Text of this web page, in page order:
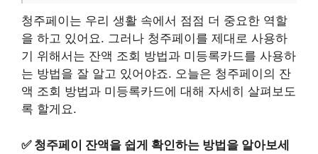
청주페이는 우리 생활 속에서 점점 더 중요한 역할
을 하고 있어요. 그러나 청주페이를 제대로 사용하
기 위해서는 잔액 조회 방법과 미등록카드를 사용하
는 방법을 잘 알고 있어야죠. 오늘은 청주페이의 잔
액 조회 방법과 미등록카드에 대해 자세히 살펴보도
록 할게요.
✅ 청주페이 잔액을 쉽게 확인하는 방법을 알아보세